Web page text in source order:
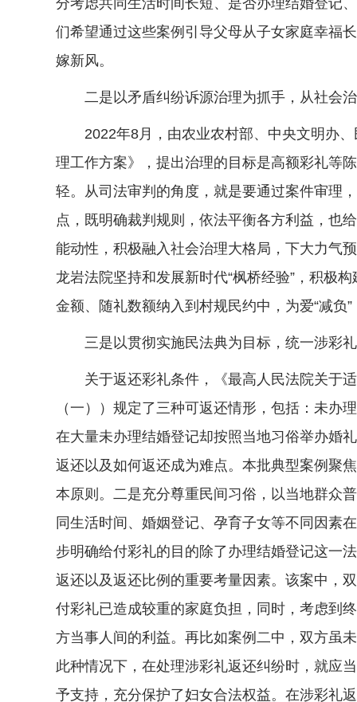
分考虑共同生活时间长短、是否办理结婚登记
们希望通过这些案例引导父母从子女家庭幸福
嫁新风。
二是以矛盾纠纷诉源治理为抓手，从社会治
2022年8月，由农业农村部、中央文明办、
理工作方案》，提出治理的目标是高额彩礼等
轻。从司法审判的角度，就是要通过案件审理
点，既明确裁判规则，依法平衡各方利益，也
能动性，积极融入社会治理大格局，下大力气
龙岩法院坚持和发展新时代“枫桥经验”，积极
金额、随礼数额纳入到村规民约中，为爱“减负
三是以贯彻实施民法典为目标，统一涉彩礼
关于返还彩礼条件，《最高人民法院关于适
（一））规定了三种可返还情形，包括：未
在大量未办理结婚登记却按照当地习俗举办婚
返还以及如何返还成为难点。本批典型案例聚
本原则。二是充分尊重民间习俗，以当地群众
同生活时间、婚姻登记、孕育子女等不同因素
步明确给付彩礼的目的除了办理结婚登记这一
返还以及返还比例的重要考量因素。该案中，
付彩礼已造成较重的家庭负担，同时，考虑到
方当事人间的利益。再比如案例二中，双方虽
此种情况下，在处理涉彩礼返还纠纷时，就应
予支持，充分保护了妇女合法权益。在涉彩礼